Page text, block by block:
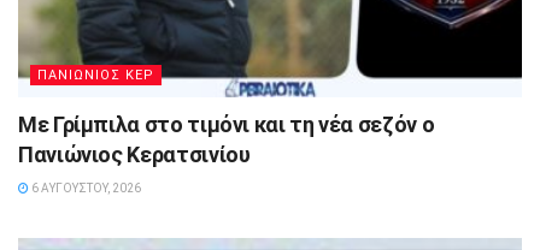
ΠΑΝΙΩΝΙΟΣ ΚΕΡ
Με Γρίμπιλα στο τιμόνι και τη νέα σεζόν ο
Πανιώνιος Κερατσινίου
6 ΑΥΓΟΎΣΤΟΥ, 2026